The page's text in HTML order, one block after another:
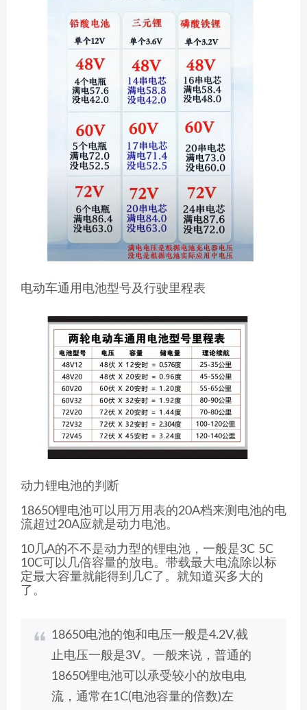
电动车通用电池型号及行驶里程表
动力锂电池的判断
18650锂电池可以用万用表的20A档来测电池的电
流超过20A应就是动力电池。
10几A的不不是动力型的锂电池，一般是3C 5C
10C可以几倍容量的放电。带载最大电流除以标
定最大容量就能得到几C了。就知道买多大的
了。
18650电池的饱和电压一般是4.2V,截
止电压一般是3V。一般来说，普通的
18650锂电池可以承受较小的放电电
流，通常在1C(电池容量的倍数)左